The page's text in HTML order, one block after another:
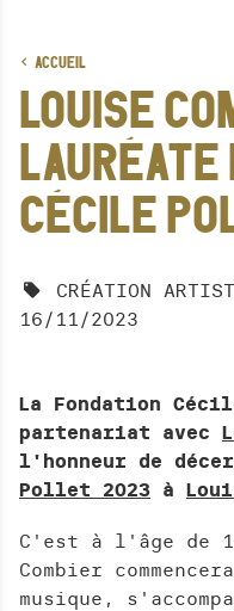
ACCUEIL
LOUISE
CÉCILE
CRÉATION
16/11/2023
La Fondation
partenariat avec
l'honneur de
Pollet 2023 à
C'est à l'âge de
Combier
musique,